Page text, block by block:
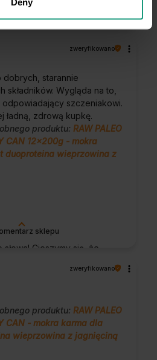
świetna recenzja!
i jesteśmy zadowoleni,
nadzieję, że do nas
sklepu
słowa! Cieszymy się, że
odpowiednią obsługę tak
raz jeszcze!
zweryfikowano
starannie
składników. Wygląda na to,
szczeniakowi.
ładną, zdrową kupkę.
produktu: RAW PALEO
CAN 12x200g - mokra
duoproteina wieprzowina z
zweryfikowano
produktu: RAW PALEO
CAN - mokra karma dla
wieprzowina z jagnięciną